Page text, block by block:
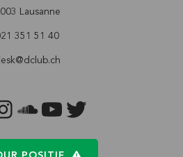
Lausanne
351 51 40
SOUNDCLOUD
YOUTUBETWITTER